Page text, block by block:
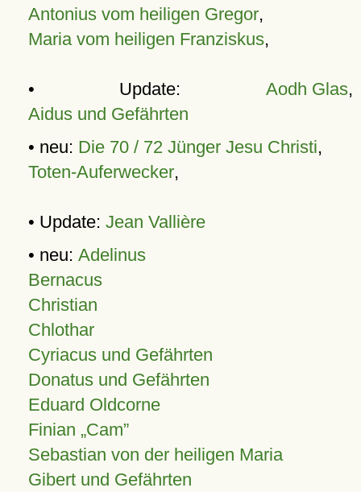
Antonius vom heiligen Gregor,
Maria vom heiligen Franziskus,
• Update: Aodh Glas,
Aidus und Gefährten
• neu: Die 70 / 72 Jünger Jesu Christi,
Toten-Auferwecker,
• Update: Jean Vallière
• neu: Adelinus
Bernacus
Christian
Chlothar
Cyriacus und Gefährten
Donatus und Gefährten
Eduard Oldcorne
Finian Cam
Sebastian von der heiligen Maria
Gibert und Gefährten